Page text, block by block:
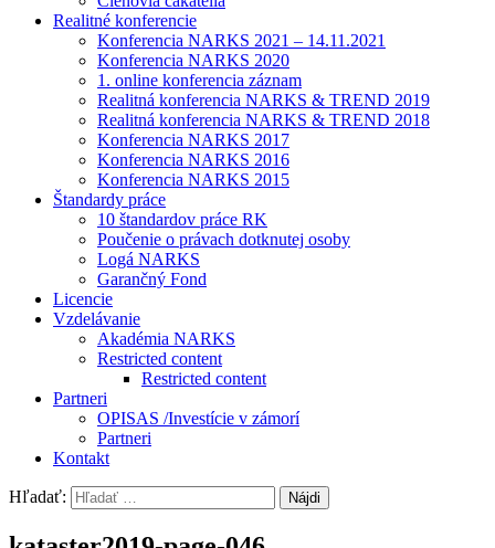
Realitné konferencie
Konferencia NARKS 2021 – 14.11.2021
Konferencia NARKS 2020
1. online konferencia záznam
Realitná konferencia NARKS & TREND 2019
Realitná konferencia NARKS & TREND 2018
Konferencia NARKS 2017
Konferencia NARKS 2016
Konferencia NARKS 2015
Štandardy práce
10 štandardov práce RK
Poučenie o právach dotknutej osoby
Logá NARKS
Garančný Fond
Licencie
Vzdelávanie
Akadémia NARKS
Restricted content
Restricted content
Partneri
OPISAS /Investície v zámorí
Partneri
Kontakt
Hľadať: